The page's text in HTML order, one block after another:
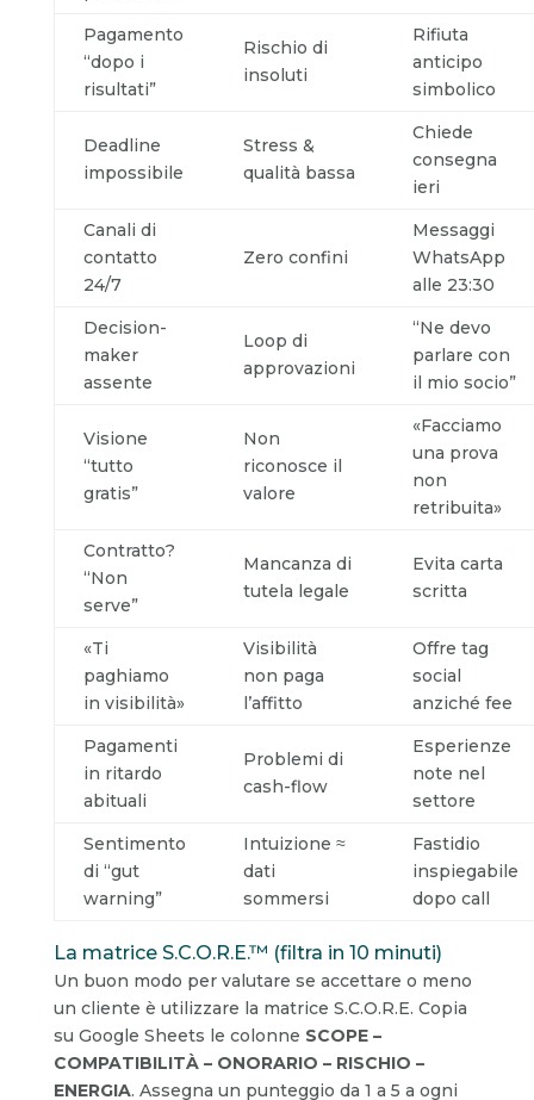
Pagamento
“dopo i
risultati”
Rischio di
insoluti
Rifiuta
anticipo
simbolico
Deadline
impossibile
Stress &
qualità bassa
Chiede
consegna
ieri
Canali di
contatto
24/7
Zero confini
Messaggi
WhatsApp
alle 23:30
Decision-
maker
assente
Loop di
approvazioni
“Ne devo
parlare con
il mio socio”
Visione
“tutto
gratis”
Non
riconosce il
valore
«Facciamo
una prova
non
retribuita»
Contratto?
“Non
serve”
Mancanza di
tutela legale
Evita carta
scritta
«Ti
paghiamo
in visibilità»
Visibilità
non paga
l’affitto
Offre tag
social
anziché fee
Pagamenti
in ritardo
abituali
Problemi di
cash-flow
Esperienze
note nel
settore
Sentimento
di “gut
warning”
Intuizione ≈
dati
sommersi
Fastidio
inspiegabile
dopo call
La matrice S.C.O.R.E.™ (filtra in 10 minuti)
Un buon modo per valutare se accettare o meno
un cliente è utilizzare la matrice S.C.O.R.E. Copia
su Google Sheets le colonne SCOPE –
COMPATIBILITÀ – ONORARIO – RISCHIO –
ENERGIA. Assegna un punteggio da 1 a 5 a ogni